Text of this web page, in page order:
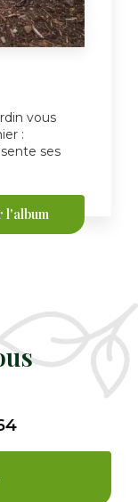
vous
:
ses
l'album